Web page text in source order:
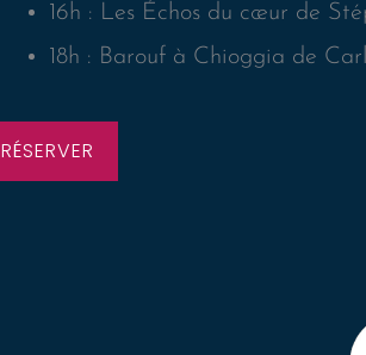
16h : Les Échos du cœur de
18h : Barouf à Chioggia de
RÉSERVER